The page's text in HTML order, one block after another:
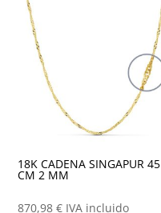
18K CADENA SINGAPUR 45
CM 2 MM
870,98€ IVA incluido